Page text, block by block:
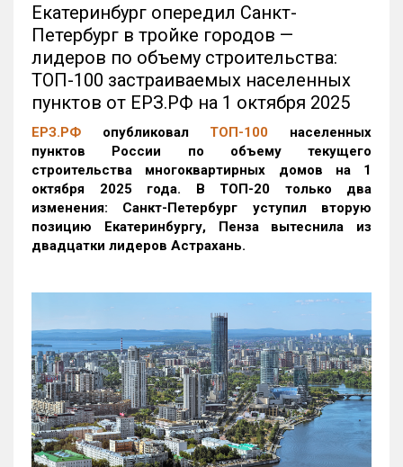
Екатеринбург опередил Санкт-
Петербург в тройке городов —
лидеров по объему строительства:
ТОП-100 застраиваемых населенных
пунктов от ЕРЗ.РФ на 1 октября 2025
ЕРЗ.РФ опубликовал ТОП-100 населенных
пунктов России по объему текущего
строительства многоквартирных домов на 1
октября 2025 года. В ТОП-20 только два
изменения: Санкт-Петербург уступил вторую
позицию Екатеринбургу, Пенза вытеснила из
двадцатки лидеров Астрахань.